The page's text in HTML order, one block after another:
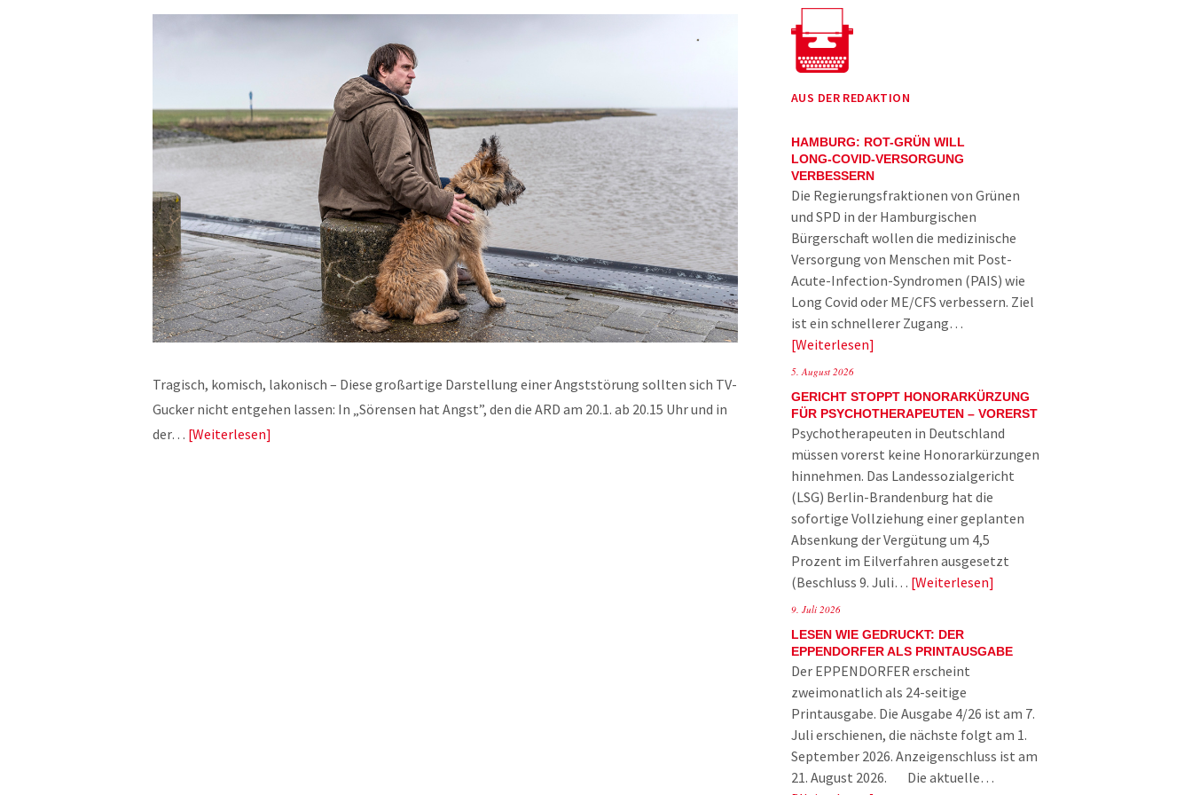
Tragisch, komisch, lakonisch – Diese großartige Darstellung einer Angststörung sollten sich TV-
Gucker nicht entgehen lassen: In „Sörensen hat Angst”, den die ARD am 20.1. ab 20.15 Uhr und in
der… Weiterlesen
AUS DER REDAKTION
HAMBURG: ROT-GRÜN WILL
LONG-COVID-VERSORGUNG
VERBESSERN
Die Regierungsfraktionen von Grünen
und SPD in der Hamburgischen
Bürgerschaft wollen die medizinische
Versorgung von Menschen mit Post-
Acute-Infection-Syndromen (PAIS) wie
Long Covid oder ME/CFS verbessern. Ziel
ist ein schnellerer Zugang…
Weiterlesen
5. August 2026
GERICHT STOPPT HONORARKÜRZUNG
FÜR PSYCHOTHERAPEUTEN – VORERST
Psychotherapeuten in Deutschland
müssen vorerst keine Honorarkürzungen
hinnehmen. Das Landessozialgericht
(LSG) Berlin-Brandenburg hat die
sofortige Vollziehung einer geplanten
Absenkung der Vergütung um 4,5
Prozent im Eilverfahren ausgesetzt
(Beschluss 9. Juli… Weiterlesen
9. Juli 2026
LESEN WIE GEDRUCKT: DER
EPPENDORFER ALS PRINTAUSGABE
Der EPPENDORFER erscheint
zweimonatlich als 24-seitige
Printausgabe. Die Ausgabe 4/26 ist am 7.
Juli erschienen, die nächste folgt am 1.
September 2026. Anzeigenschluss ist am
21. August 2026. Die aktuelle…